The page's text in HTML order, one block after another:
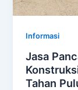
Informasi
Jasa
Tahan